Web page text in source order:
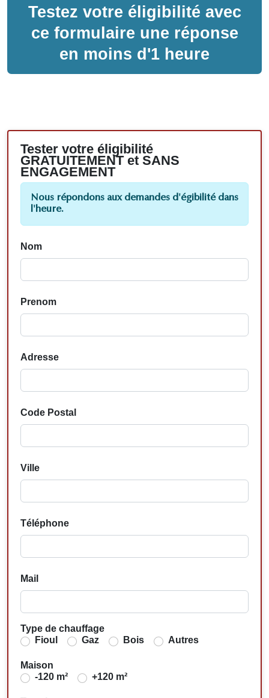
Testez votre éligibilité avec
ce formulaire une réponse
en moins d'1 heure
Tester votre éligibilité
GRATUITEMENT et SANS
ENGAGEMENT
Nous répondons aux demandes d'égibilité dans
l'heure.
Nom
Prenom
Adresse
Code Postal
Ville
Téléphone
Mail
Type de chauffage
Fioul
Gaz Bois Autres
Maison
-120 m²
+120 m²